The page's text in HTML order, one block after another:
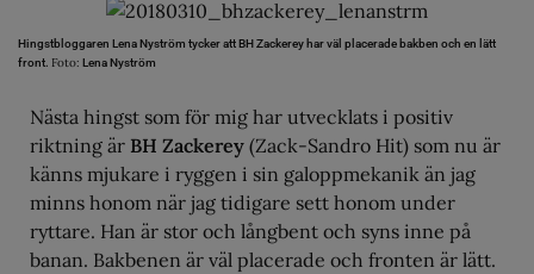
Hingstbloggaren Lena Nyström tycker att BH Zackerey har väl placerade bakben och en lätt
front. Foto: Lena Nyström
Nästa hingst som för mig har utvecklats i positiv
riktning är BH Zackerey (Zack-Sandro Hit) som nu är
känns mjukare i ryggen i sin galoppmekanik än jag
minns honom när jag tidigare sett honom under
ryttare. Han är stor och långbent och syns inne på
banan. Bakbenen är väl placerade och fronten är lätt.